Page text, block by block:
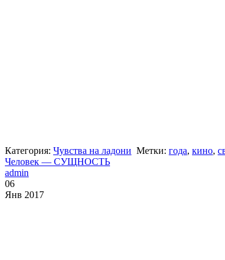
Категория: Чувства на ладони Метки: года, кино,
Человек — СУЩНОСТЬ
admin
06
Янв 2017